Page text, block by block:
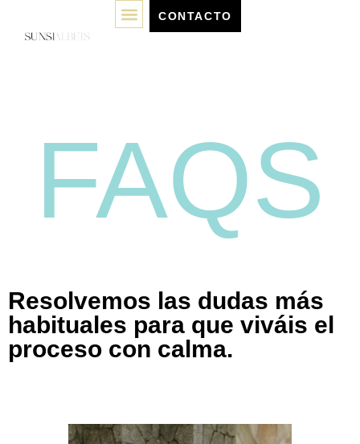
CONTACTO
FAQS
Resolvemos las dudas más
habituales para que viváis el
proceso con calma.